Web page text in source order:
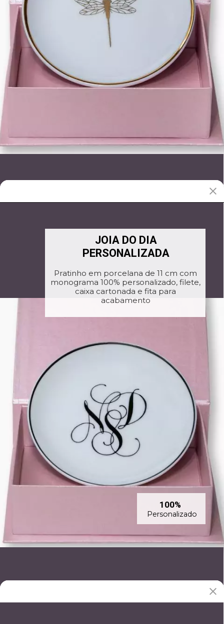
JOIA DO DIA
PERSONALIZADA
100%
Pratinho em porcelana de 11 cm com
monograma 100% personalizado, filete,
caixa cartonada e fita para
acabamento
Personalizado